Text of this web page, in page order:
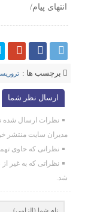
انتهای پیام/
برچسب ها :
ارسال نظر شما
نظرات ارسال شده
مدیران سایت منتشر
نظراتی که حاوی
نظراتی که به غیر
شد.